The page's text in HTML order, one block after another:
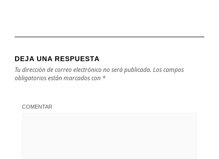
DEJA UNA RESPUESTA
Tu dirección de correo electrónico no será publicada. Los campos
obligatorios están marcados con *
COMENTAR